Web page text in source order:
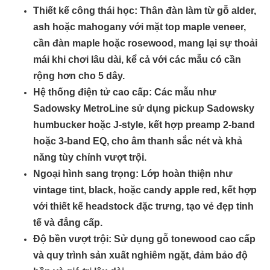
Thiết kế công thái học: Thân đàn làm từ gỗ alder,
ash hoặc mahogany với mặt top maple veneer,
cần đàn maple hoặc rosewood, mang lại sự thoải
mái khi chơi lâu dài, kể cả với các mẫu có cần
rộng hơn cho 5 dây.
Hệ thống điện tử cao cấp: Các mẫu như
Sadowsky MetroLine sử dụng pickup Sadowsky
humbucker hoặc J-style, kết hợp preamp 2-band
hoặc 3-band EQ, cho âm thanh sắc nét và khả
năng tùy chỉnh vượt trội.
Ngoại hình sang trọng: Lớp hoàn thiện như
vintage tint, black, hoặc candy apple red, kết hợp
với thiết kế headstock đặc trưng, tạo vẻ đẹp tinh
tế và đẳng cấp.
Độ bền vượt trội: Sử dụng gỗ tonewood cao cấp
và quy trình sản xuất nghiêm ngặt, đảm bảo độ